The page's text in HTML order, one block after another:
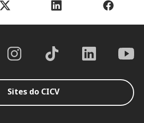
Sites do CICV